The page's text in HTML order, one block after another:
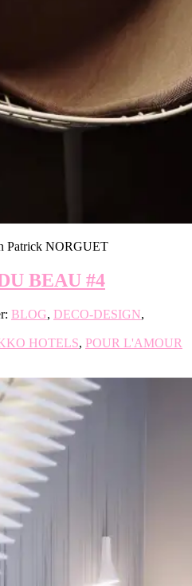
Patrick NORGUET
BEAU #4
BLOG, DECO-DESIGN,
HOTELS, POUR L'AMOUR